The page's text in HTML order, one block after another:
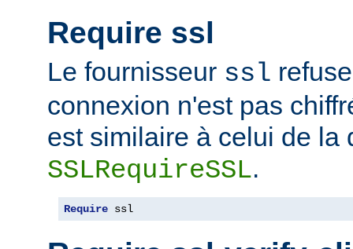
Require ssl
Le fournisseur ssl
connexion n'est pas
est similaire à celui de la
SSLRequireSSL.
Require ssl